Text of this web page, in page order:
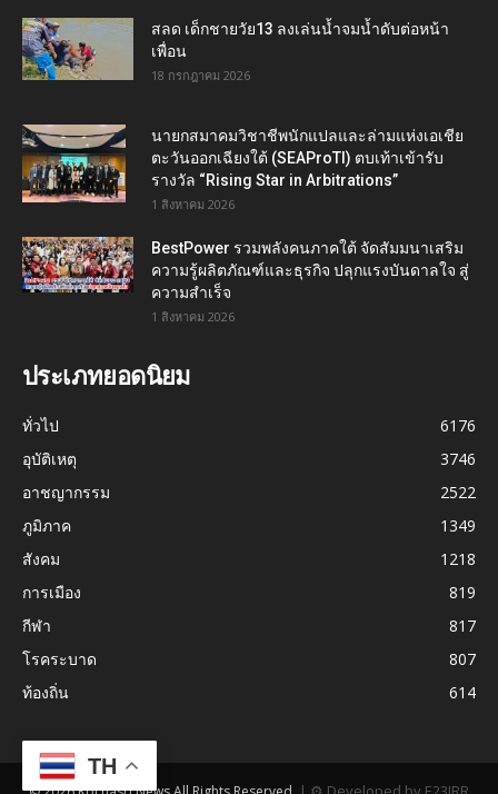
สลด เด็กชายวัย13 ลงเล่นน้ำจมน้ำดับต่อหน้า
เพื่อน
18 กรกฎาคม 2026
นายกสมาคมวิชาชีพนักแปลและล่ามแห่งเอเชีย
ตะวันออกเฉียงใต้ (SEAProTI) ตบเท้าเข้ารับ
รางวัล “Rising Star in Arbitrations”
1 สิงหาคม 2026
BestPower รวมพลังคนภาคใต้ จัดสัมมนาเสริม
ความรู้ผลิตภัณฑ์และธุรกิจ ปลุกแรงบันดาลใจ สู่
ความสำเร็จ
1 สิงหาคม 2026
ประเภทยอดนิยม
ทั่วไป
6176
อุบัติเหตุ
3746
อาชญากรรม
2522
ภูมิภาค
1349
สังคม
1218
การเมือง
819
กีฬา
817
โรคระบาด
807
ท้องถิ่น
614
TH